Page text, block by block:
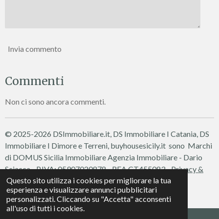
Questo sito utilizza i cookies per migliorare la tua
esperienza e visualizzare annunci pubblicitari
personalizzati. Cliccando su "Accetta" acconsenti
all'uso di tutti i cookies.
Invia commento
Commenti
Non ci sono ancora commenti.
© 2025-2026 DSImmobiliare.it, DS Immobiliare I Catania, DS
Immobiliare I Dimore e Terreni, buyhousesicily.it sono Marchi
di DOMUS Sicilia ImmobiliareAgenzia Immobiliare - Dario
Sciacca - P.IVA: 05907020878 - REA CT455083 -Privacy &
Cookie Policy
Fornito daWebador